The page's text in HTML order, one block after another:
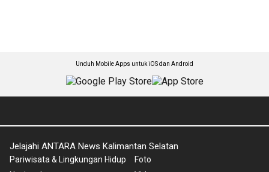
Unduh Mobile Apps untuk iOS dan Android
Jelajahi ANTARA News Kalimantan Selatan
Pariwisata & Lingkungan Hidup
Foto